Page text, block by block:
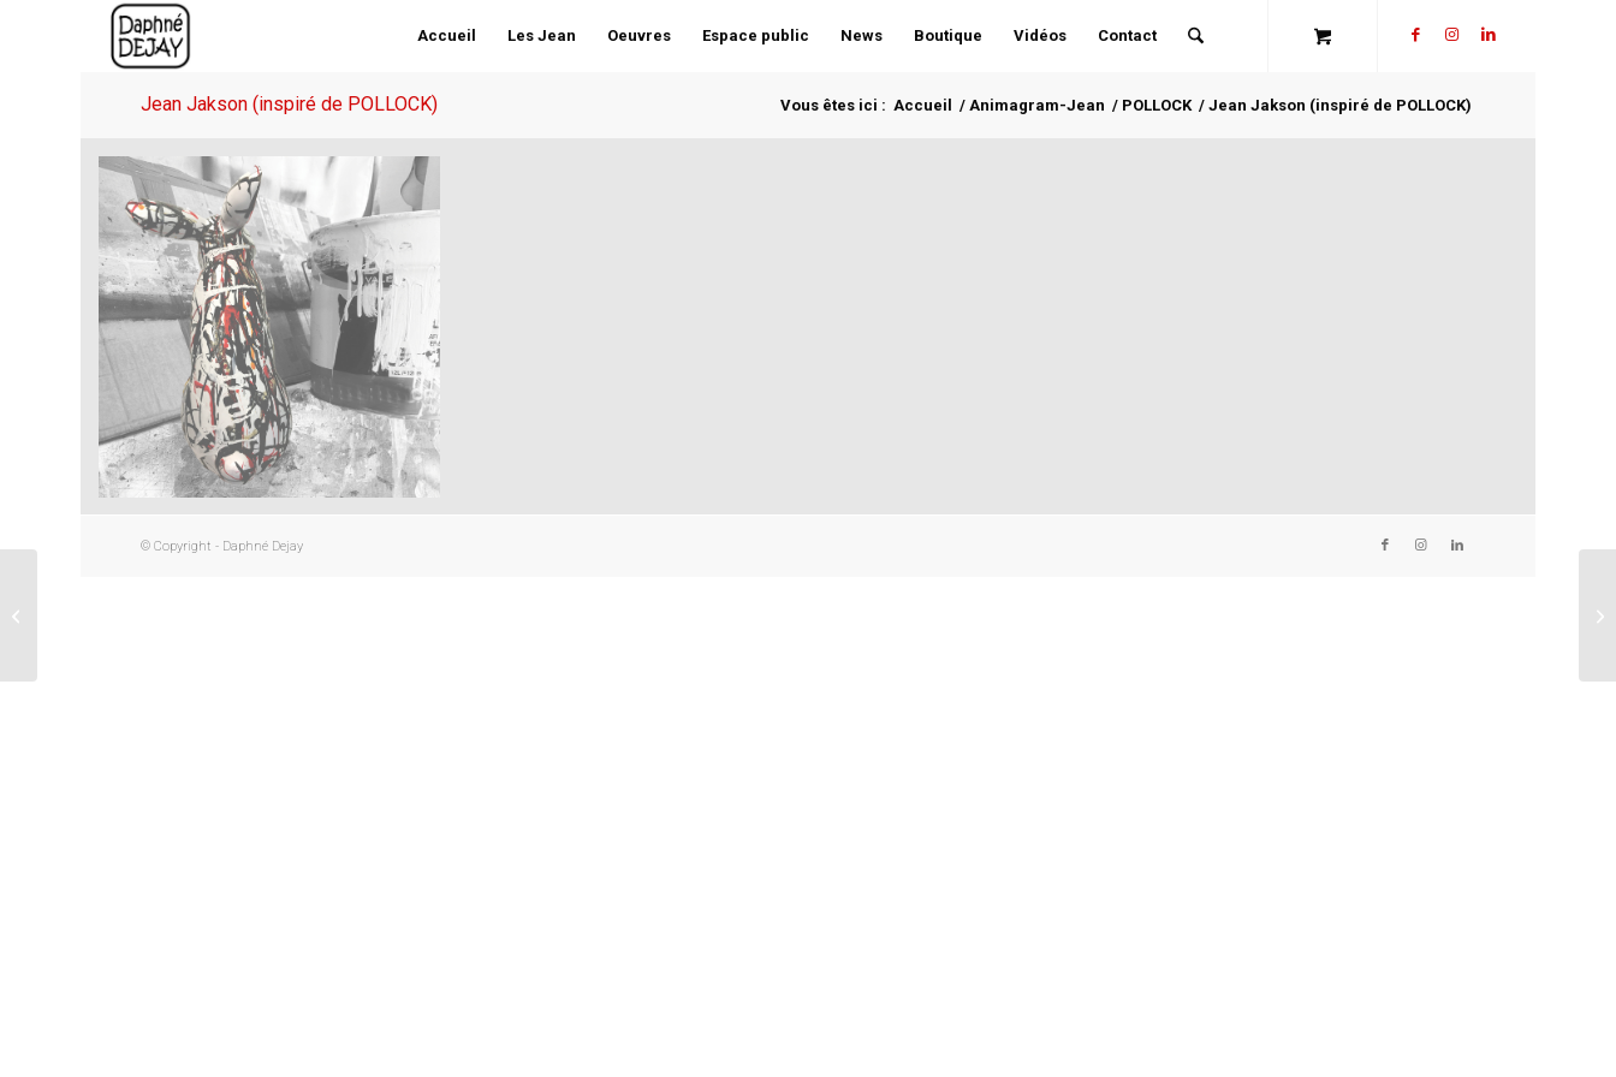
Accueil Les Jean Oeuvres Espace public News Boutique Vidéos Contact
Jean Jakson (inspiré de POLLOCK) Vous êtes ici : Accueil / Animagram-Jean / POLLOCK / Jean Jakson (inspiré de POLLOCK)
© Copyright - Daphné Dejay